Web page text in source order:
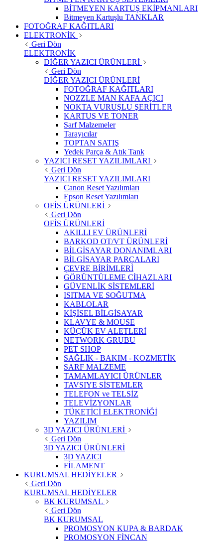
BİTMEYEN KARTUŞ EKİPMANLARI
Bitmeyen Kartuşlu TANKLAR
FOTOĞRAF KAĞITLARI
ELEKTRONİK
Geri Dön
ELEKTRONİK
DİĞER YAZICI ÜRÜNLERİ
Geri Dön
DİĞER YAZICI ÜRÜNLERİ
FOTOĞRAF KAĞITLARI
NOZZLE MAN KAFA AÇICI
NOKTA VURUŞLU ŞERİTLER
KARTUŞ VE TONER
Sarf Malzemeler
Tarayıcılar
TOPTAN SATIŞ
Yedek Parça & Atık Tank
YAZICI RESET YAZILIMLARI
Geri Dön
YAZICI RESET YAZILIMLARI
Canon Reset Yazılımları
Epson Reset Yazılımları
OFİS ÜRÜNLERİ
Geri Dön
OFİS ÜRÜNLERİ
AKILLI EV ÜRÜNLERİ
BARKOD OT/VT ÜRÜNLERİ
BİLGİSAYAR DONANIMLARI
BİLGİSAYAR PARÇALARI
ÇEVRE BİRİMLERİ
GÖRÜNTÜLEME CİHAZLARI
GÜVENLİK SİSTEMLERİ
ISITMA VE SOĞUTMA
KABLOLAR
KİŞİSEL BİLGİSAYAR
KLAVYE & MOUSE
KÜÇÜK EV ALETLERİ
NETWORK GRUBU
PET SHOP
SAĞLIK - BAKIM - KOZMETİK
SARF MALZEME
TAMAMLAYICI ÜRÜNLER
TAVSIYE SİSTEMLER
TELEFON ve TELSİZ
TELEVİZYONLAR
TÜKETİCİ ELEKTRONİĞİ
YAZILIM
3D YAZICI ÜRÜNLERİ
Geri Dön
3D YAZICI ÜRÜNLERİ
3D YAZICI
FİLAMENT
KURUMSAL HEDİYELER
Geri Dön
KURUMSAL HEDİYELER
BK KURUMSAL
Geri Dön
BK KURUMSAL
PROMOSYON KUPA & BARDAK
PROMOSYON FİNCAN